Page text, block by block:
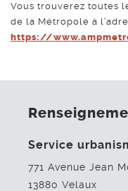
Vous trouverez toutes
de la Métropole à
https://
Service
771 Avenue Jean
13880 Velaux